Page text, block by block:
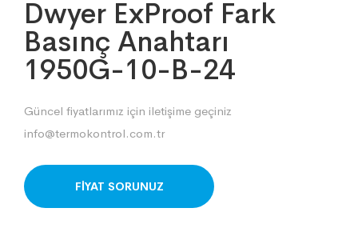
Dwyer ExProof Fark
Basınç Anahtarı
1950G-10-B-24
Güncel fiyatlarımız için iletişime geçiniz
info@termokontrol.com.tr
ORDER ON WHATSAPP